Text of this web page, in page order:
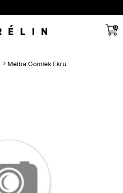
0
Melba Gömlek Ekru